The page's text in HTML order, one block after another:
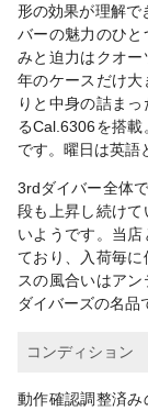
形の効果が理解で
バーの魅力のひ
みと迫力はクオ
年のケースだけ
りと中身の詰ま
るCal.6306を搭
です。曜日は英語
3rdダイバー全体
段も上昇し続け
いようです。当
ており、入荷毎
スの風合いはア
ダイバーズの名品
コンディション
動作確認調整済み